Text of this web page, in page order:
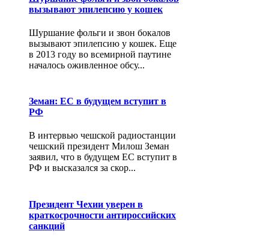
вызывают эпилепсию у кошек
Шуршание фольги и звон бокалов
вызывают эпилепсию у кошек. Еще
в 2013 году во всемирной паутине
началось оживленное обсу...
Земан: ЕС в будущем вступит в
РФ
В интервью чешской радиостанции
чешский президент Милош Земан
заявил, что в будущем ЕС вступит в
РФ и высказался за скор...
Президент Чехии уверен в
краткосрочности антироссийских
санкций